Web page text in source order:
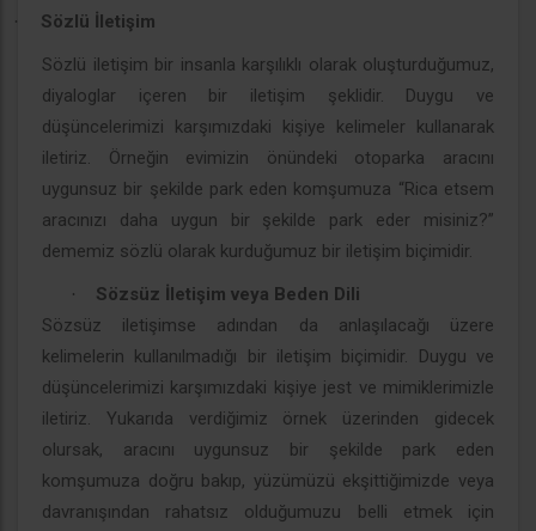
·
Sözlü İletişim
Sözlü iletişim bir insanla karşılıklı olarak oluşturduğumuz,
diyaloglar içeren bir iletişim şeklidir. Duygu ve
düşüncelerimizi karşımızdaki kişiye kelimeler kullanarak
iletiriz. Örneğin evimizin önündeki otoparka aracını
uygunsuz bir şekilde park eden komşumuza “Rica etsem
aracınızı daha uygun bir şekilde park eder misiniz?”
dememiz sözlü olarak kurduğumuz bir iletişim biçimidir.
·
Sözsüz İletişim veya Beden Dili
Sözsüz iletişimse adından da anlaşılacağı üzere
kelimelerin kullanılmadığı bir iletişim biçimidir. Duygu ve
düşüncelerimizi karşımızdaki kişiye jest ve mimiklerimizle
iletiriz. Yukarıda verdiğimiz örnek üzerinden gidecek
olursak, aracını uygunsuz bir şekilde park eden
komşumuza doğru bakıp, yüzümüzü ekşittiğimizde veya
davranışından rahatsız olduğumuzu belli etmek için